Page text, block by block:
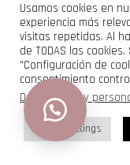
Usamos cookies en
experiencia más
visitas repetidas. Al
de TODAS las
"Configuración de
consentimiento
Do not sell my
Cookie Settings